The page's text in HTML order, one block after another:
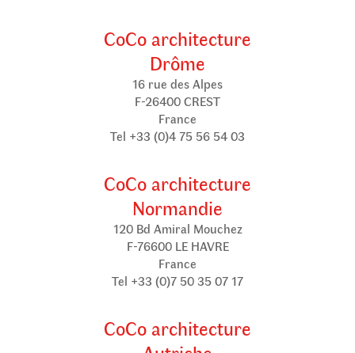
CoCo architecture
Drôme
16 rue des Alpes
F-26400 CREST
France
Tel +33 (0)4 75 56 54 03
CoCo architecture
Normandie
120 Bd Amiral Mouchez
F-76600 LE HAVRE
France
Tel +33 (0)7 50 35 07 17
CoCo architecture